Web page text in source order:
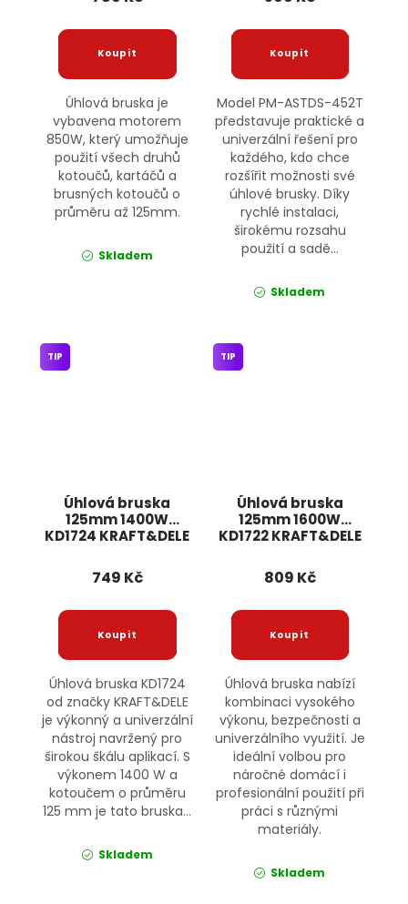
Úhlová bruska je
vybavena motorem
850W, který umožňuje
použití všech druhů
kotoučů, kartáčů a
brusných kotoučů o
průměru až 125mm.
Skladem
Model PM-ASTDS-452T
představuje praktické a
univerzální řešení pro
každého, kdo chce
rozšířit možnosti své
úhlové brusky. Díky
rychlé instalaci,
širokému rozsahu
použití a sadě...
Skladem
Úhlová bruska
125mm 1400W
KD1724 KRAFT&DELE
TIP
749 Kč
Úhlová bruska KD1724
od značky KRAFT&DELE
je výkonný a univerzální
nástroj navržený pro
širokou škálu aplikací. S
výkonem 1400 W a
kotoučem o průměru
125 mm je tato bruska...
Skladem
Úhlová bruska
125mm 1600W
KD1722 KRAFT&DELE
TIP
809 Kč
Úhlová bruska nabízí
kombinaci vysokého
výkonu, bezpečnosti a
univerzálního využití. Je
ideální volbou pro
náročné domácí i
profesionální použití při
práci s různými
materiály.
Skladem